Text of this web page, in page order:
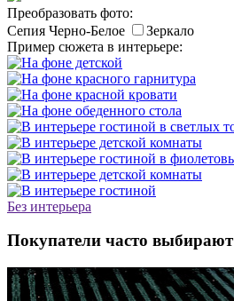
Преобразовать фото:
Сепия Черно-Белое
Зеркало
Пример сюжета в интерьере:
Без интерьера
Покупатели часто выбирают